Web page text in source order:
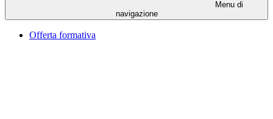
Menu di
navigazione
Offerta formativa